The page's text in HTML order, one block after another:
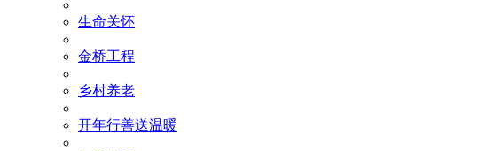
生命关怀
金桥工程
乡村养老
开年行善送温暖